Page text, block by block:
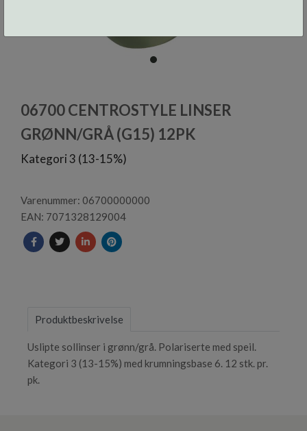
item
of
1
06700 CENTROSTYLE LINSER
GRØNN/GRÅ (G15) 12PK
Kategori 3 (13-15%)
Varenummer: 06700000000
EAN: 7071328129004
Produktbeskrivelse
Uslipte sollinser i grønn/grå. Polariserte med speil.
Kategori 3 (13-15%) med krumningsbase 6. 12 stk. pr.
pk.